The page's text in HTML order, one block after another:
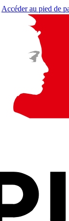
Accéder au pied de